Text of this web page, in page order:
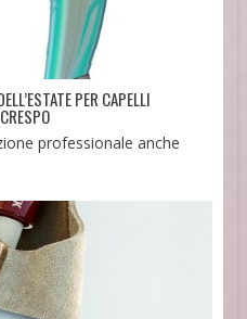
PER CAPELLI
professionale anche